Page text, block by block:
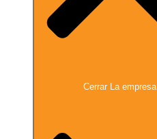
Cerrar La empresa